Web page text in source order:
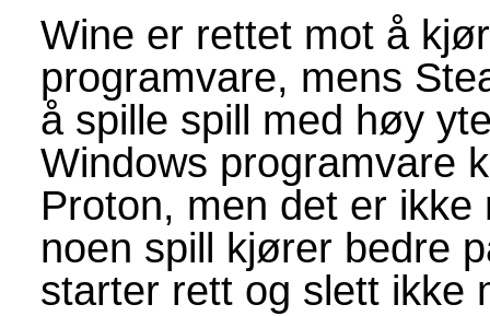
Wine er rettet mot å
programvare, mens
å spille spill med høy
Windows programvare
Proton, men det er
noen spill kjører bedre
starter rett og slett ikke